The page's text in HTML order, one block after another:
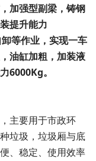
加强型副梁，铸钢
提升能力
等作业，实现一车
油缸加粗，加装液
6000Kg。
主要用于市政环
垃圾，垃圾厢与底
、稳定、使用效率